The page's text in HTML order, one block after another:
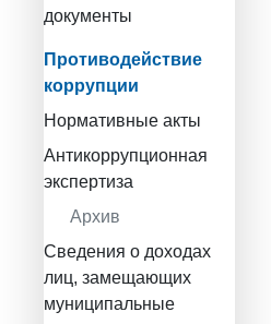
документы
Противодействие
коррупции
Нормативные акты
Антикоррупционная
экспертиза
Архив
Сведения о доходах
лиц, замещающих
муниципальные